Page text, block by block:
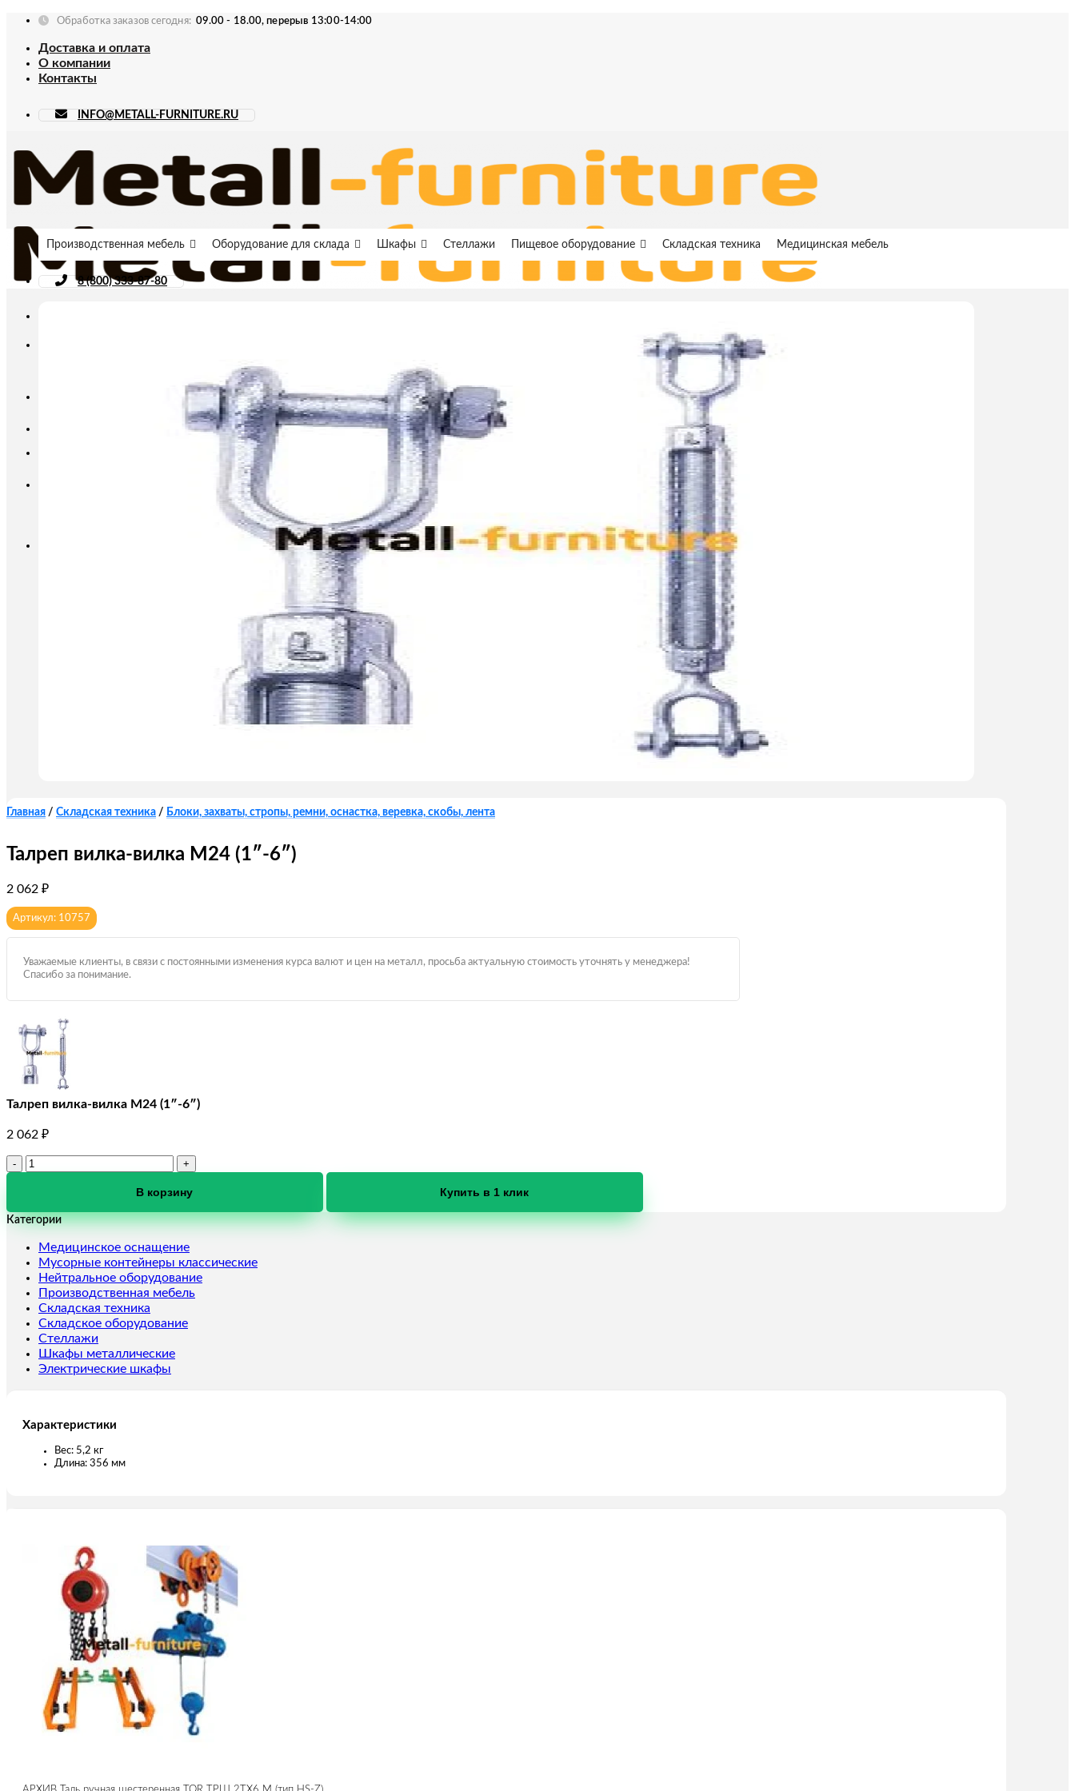
Skip
content
Обработка заказов сегодня: 09.00 - 18.00, перерыв 13:00-14:00
Доставка и оплата
О компании
Контакты
INFO@METALL-FURNITURE.RU
INFO@METALL-FURNITURE.RU
Производственная мебель Оборудование для склада Шкафы Стеллажи Пищевое оборудование Складская техника Медицинская мебель
8 (800) 333-87-80
Главная / Складская техника / Блоки, захваты, стропы, ремни, оснастка, веревка, скобы, лента
Талреп вилка-вилка М24 (1″-6″)
2 062 ₽
Артикул: 10757
Уважаемые клиенты, в связи с постоянными изменения курса валют и цен на металл, просьба актуальную стоимость уточнять у менеджера!
Спасибо за понимание.
Талреп вилка-вилка М24 (1″-6″)
2 062 ₽
Количество
вилка
(1"-6")
В корзину Купить в 1 клик
Категории
Медицинское оснащение
Мусорные контейнеры классические
Нейтральное оборудование
Производственная мебель
Складская техника
Складское оборудование
Стеллажи
Шкафы металлические
Электрические шкафы
Характеристики
Вес: 5,2 кг
Длина: 356 мм